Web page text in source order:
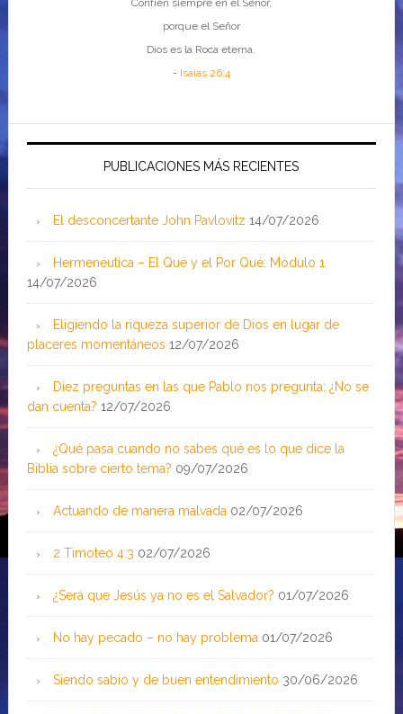
Confíen siempre en el Señor,
porque el Señor
Dios es la Roca eterna.
- Isaías 26:4
PUBLICACIONES MÁS RECIENTES
El desconcertante John Pavlovitz 14/07/2026
Hermenéutica – El Qué y el Por Qué: Módulo 1
14/07/2026
Eligiendo la riqueza superior de Dios en lugar de
placeres momentáneos 12/07/2026
Diez preguntas en las que Pablo nos pregunta: ¿No se
dan cuenta? 12/07/2026
¿Qué pasa cuando no sabes qué es lo que dice la
Biblia sobre cierto tema? 09/07/2026
Actuando de manera malvada 02/07/2026
2 Timoteo 4:3 02/07/2026
¿Será que Jesús ya no es el Salvador? 01/07/2026
No hay pecado – no hay problema 01/07/2026
Siendo sabio y de buen entendimiento 30/06/2026